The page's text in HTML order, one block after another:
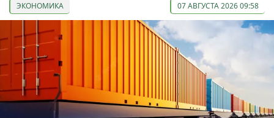
ЭКОНОМИКА 07 АВГУСТА 2026 09:58